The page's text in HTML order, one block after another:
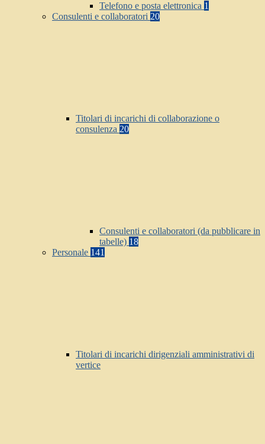
Telefono e posta elettronica 1
Consulenti e collaboratori 20
Titolari di incarichi di collaborazione o
consulenza 20
Consulenti e collaboratori (da pubblicare in
tabelle) 18
Personale 141
Titolari di incarichi dirigenziali amministrativi di
vertice